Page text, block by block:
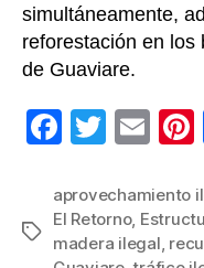
simultáneamente,
reforestación en los
de Guaviare.
F
c
e
T
tt
er
E
ail
Etiquetas
aprovechamiento
El Retorno,
madera ilegal